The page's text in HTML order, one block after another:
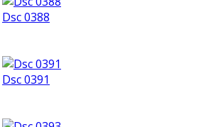
Dsc 0388
Dsc 0391